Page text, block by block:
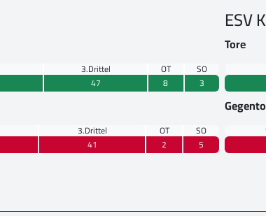
3.Drittel OT
SO
47 8 3
3.Drittel OT
SO
41 2 5
ESV
Tore